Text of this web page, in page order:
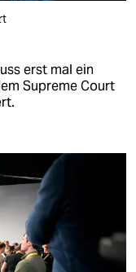
erst mal ein
Supreme Court